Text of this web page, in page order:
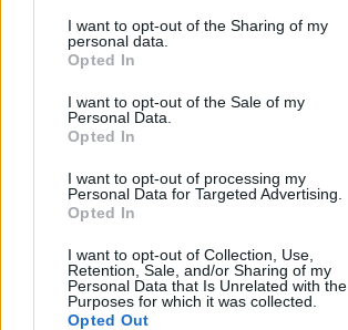
I want to opt-out of the Sharing of my
personal data.
Opted In
I want to opt-out of the Sale of my
Personal Data.
Opted In
I want to opt-out of processing my
Personal Data for Targeted Advertising.
Opted In
I want to opt-out of Collection, Use,
Retention, Sale, and/or Sharing of my
Personal Data that Is Unrelated with the
Purposes for which it was collected.
Opted Out
Meteorológiai fogalomtar
Budapest időjárás előrejelzése
H
37
21
K
36
21
SZ
32
19